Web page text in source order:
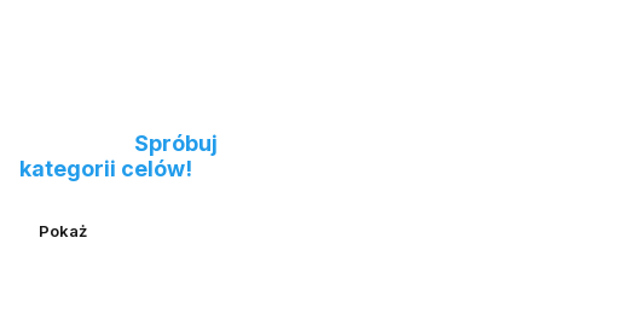
Spróbuj
kategorii celów!
Pokaż